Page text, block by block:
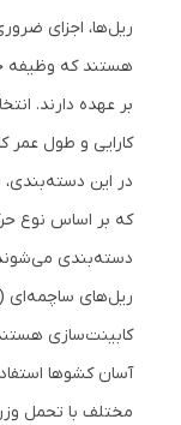
ریل‌ها، اجزای
هستند که وظیفه
بر عهده دارند.
کارایی و طول عمر
در این دسته‌بندی،
که بر اساس نوع
دسته‌بندی
ریل‌های ساچمه‌ای
کابینت‌سازی
آسان کشوها
مختلف با تحمل